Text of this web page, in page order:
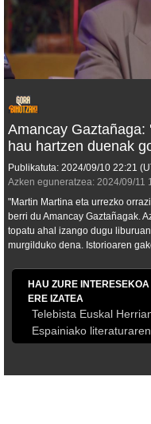
Amancay Gaztañaga:
hau hartzen duenak
Publikatuta: 2024/09/10 22:21
Azken eguneratzea: 2024/09/11
"Martin Martina eta urrezko
berri du Amancay Gaztañagak.
topatu ahal izango dugu
murgilduko dena. Istorioaren
HAU ZURE
ERE IZATEA
Telebista Euskal
Espainiako